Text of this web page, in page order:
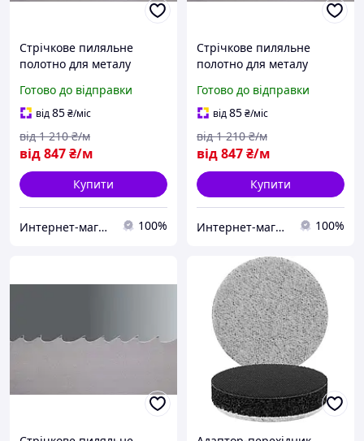
Стрічкове пиляльне
полотно для металу
20*0.9*10/14TPI M42
PROFLEX
Готово до відправки
від85₴/міс
від847₴/м
від 1 210 ₴/м
Купити
Интернет-магазин "Мир Всего" 100%
Стрічкове пиляльне
полотно для металу
20*0.9*12/16TPI M42
PROFLEX
Готово до відправки
від85₴/міс
від847₴/м
від 1 210 ₴/м
Купити
Интернет-магазин "Мир Всего" 100%